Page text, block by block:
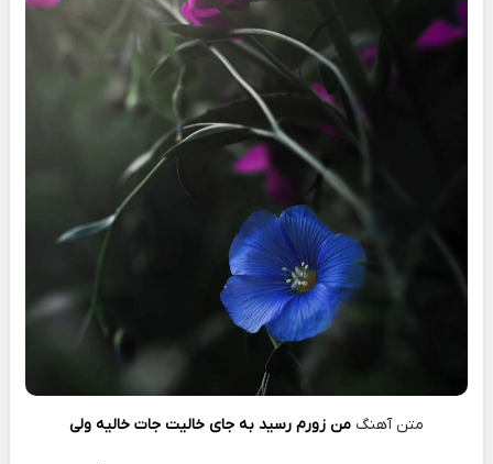
متن آهنگ من زورم رسید به جای خالیت جات خالیه ولی